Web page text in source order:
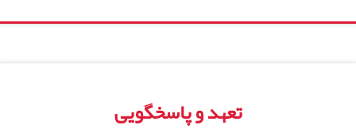
تعهد و پاسخگویی